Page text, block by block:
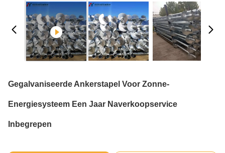
Gegalvaniseerde Ankerstapel Voor Zonne-
Energiesysteem Een Jaar Naverkoopservice
Inbegrepen